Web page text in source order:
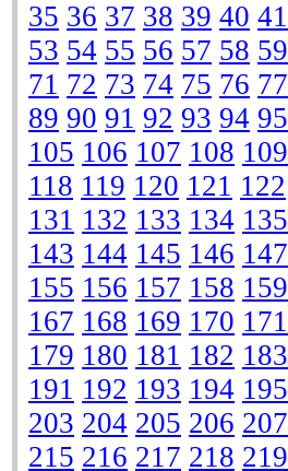
35 36 37 38 39 40 41
53 54 55 56 57 58 59
71 72 73 74 75 76 77
89 90 91 92 93 94 95
105 106 107 108 109
118 119 120 121 122
131 132 133 134 135
143 144 145 146 147
155 156 157 158 159
167 168 169 170 171
179 180 181 182 183
191 192 193 194 195
203 204 205 206 207
215 216 217 218 219